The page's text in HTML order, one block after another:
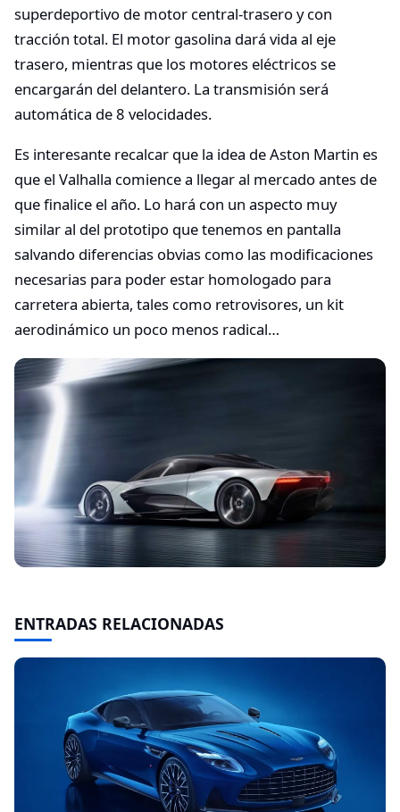
superdeportivo de motor central-trasero y con
tracción total. El motor gasolina dará vida al eje
trasero, mientras que los motores eléctricos se
encargarán del delantero. La transmisión será
automática de 8 velocidades.
Es interesante recalcar que la idea de Aston Martin es
que el Valhalla comience a llegar al mercado antes de
que finalice el año. Lo hará con un aspecto muy
similar al del prototipo que tenemos en pantalla
salvando diferencias obvias como las modificaciones
necesarias para poder estar homologado para
carretera abierta, tales como retrovisores, un kit
aerodinámico un poco menos radical…
ENTRADAS RELACIONADAS